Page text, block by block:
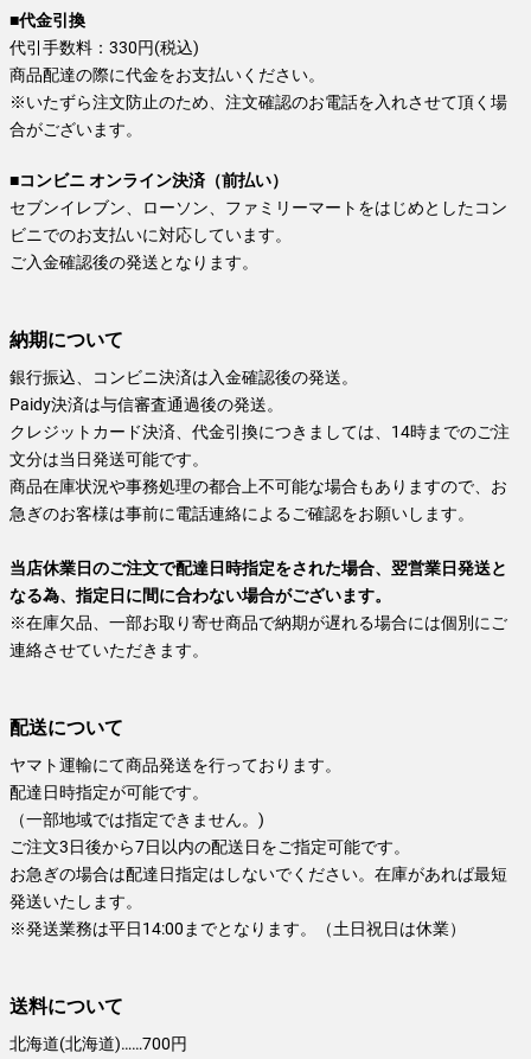
■代金引換
代引手数料：330円(税込)
商品配達の際に代金をお支払いください。
※いたずら注文防止のため、注文確認のお電話を入れさせて頂く場
合がございます。
■コンビニ オンライン決済（前払い）
セブンイレブン、ローソン、ファミリーマートをはじめとしたコン
ビニでのお支払いに対応しています。
ご入金確認後の発送となります。
納期について
銀行振込、コンビニ決済は入金確認後の発送。
Paidy決済は与信審査通過後の発送。
クレジットカード決済、代金引換につきましては、14時までのご注
文分は当日発送可能です。
商品在庫状況や事務処理の都合上不可能な場合もありますので、お
急ぎのお客様は事前に電話連絡によるご確認をお願いします。
当店休業日のご注文で配達日時指定をされた場合、翌営業日発送と
なる為、指定日に間に合わない場合がございます。
※在庫欠品、一部お取り寄せ商品で納期が遅れる場合には個別にご
連絡させていただきます。
配送について
ヤマト運輸にて商品発送を行っております。
配達日時指定が可能です。
（一部地域では指定できません。)
ご注文3日後から7日以内の配送日をご指定可能です。
お急ぎの場合は配達日指定はしないでください。在庫があれば最短
発送いたします。
※発送業務は平日14:00までとなります。（土日祝日は休業）
送料について
北海道(北海道)……700円